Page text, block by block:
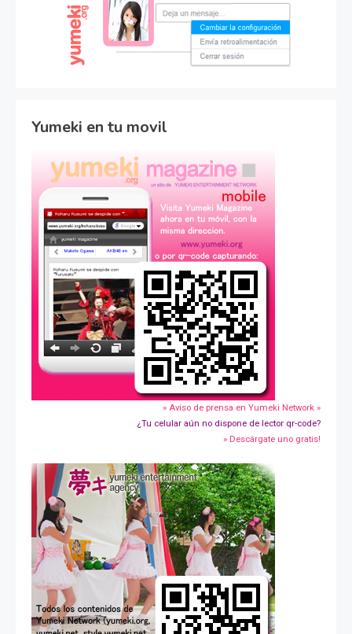
Yumeki en tu movil
» Aviso de prensa en Yumeki Network »
¿Tu celular aún no dispone de lector qr-code?
» Descárgate uno gratis!